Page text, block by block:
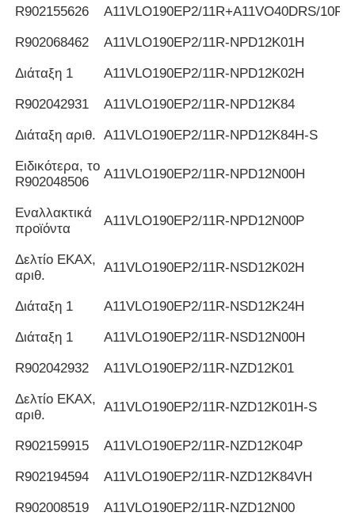
R902155626 Α11VLO190EP2/11R+A11VO40DRS/10R
R902068462 Α11VLO190EP2/11R-NPD12K01H
Διάταξη 1 Α11VLO190EP2/11R-NPD12K02H
R902042931 Α11VLO190EP2/11R-NPD12K84
Διάταξη αριθ. Α11VLO190EP2/11R-NPD12K84H-S
Ειδικότερα, το
R902048506
Α11VLO190EP2/11R-NPD12N00H
Εναλλακτικά
προϊόντα
Α11VLO190EP2/11R-NPD12N00P
Δελτίο ΕΚΑΧ,
αριθ.
Α11VLO190EP2/11R-NSD12K02H
Διάταξη 1 Α11VLO190EP2/11R-NSD12K24H
Διάταξη 1 Α11VLO190EP2/11R-NSD12N00H
R902042932 Α11VLO190EP2/11R-NZD12K01
Δελτίο ΕΚΑΧ,
αριθ.
Α11VLO190EP2/11R-NZD12K01H-S
R902159915 Α11VLO190EP2/11R-NZD12K04P
R902194594 Α11VLO190EP2/11R-NZD12K84VH
R902008519 Α11VLO190EP2/11R-NZD12N00